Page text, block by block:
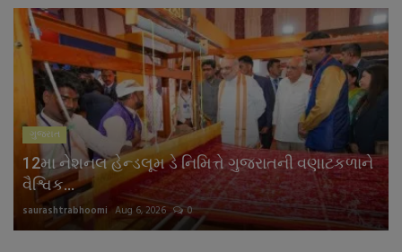
ગુજરાત
12મા નેશનલ હેન્ડલૂમ ડે નિમિત્તે ગુજરાતની વણાટકળાને
વૈશ્વિક...
saurashtrabhoomi Aug 6, 2026 0